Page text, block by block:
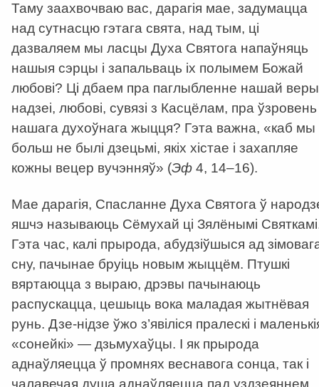
Таму заахвочваю вас, дарагія мае, задумацца
над сутнасцю гэтага свята, над тым, ці
дазваляем мы ласцы Духа Святога напаўняць
нашыя сэрцы і запальваць іх полымем Божай
любові? Ці дбаем пра паглыбленне нашай
надзеі, любові, сувязі з Касцёлам, пра ўзровень
нашага духоўнага жыцця? Гэта важна, «каб мы
больш не былі дзецьмі, якіх хістае і захапляе
кожны вецер вучэнняў» (Эф 4, 14–16).
Мае дарагія, Спасланне Духа Святога ў
яшчэ называюць Сёмухай ці Зялёнымі
Гэта час, калі прырода, абудзіўшыся ад
сну, пачынае бруіць новым жыццём. Птушкі
вяртаюцца з выраю, дрэвы пачынаюць
распускацца, цешыць вока маладая жытнёвая
рунь. Дзе-нідзе ўжо з’явіліся пралескі і
«сонейкі» — дзьмухаўцы. І як прырода
аднаўляецца ў промнях веснавога сонца, так і